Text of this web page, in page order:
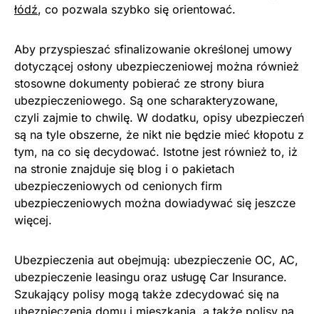
łódź, co pozwala szybko się orientować.
Aby przyspieszać sfinalizowanie określonej umowy
dotyczącej osłony ubezpieczeniowej można również
stosowne dokumenty pobierać ze strony biura
ubezpieczeniowego. Są one scharakteryzowane,
czyli zajmie to chwilę. W dodatku, opisy ubezpieczeń
są na tyle obszerne, że nikt nie będzie mieć kłopotu z
tym, na co się decydować. Istotne jest również to, iż
na stronie znajduje się blog i o pakietach
ubezpieczeniowych od cenionych firm
ubezpieczeniowych można dowiadywać się jeszcze
więcej.
Ubezpieczenia aut obejmują: ubezpieczenie OC, AC,
ubezpieczenie leasingu oraz usługę Car Insurance.
Szukający polisy mogą także zdecydować się na
ubezpieczenia domu i mieszkania, a także polisy na